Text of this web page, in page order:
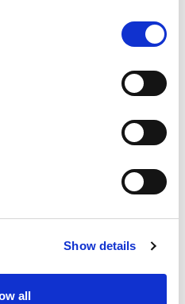
Show details
all
de 4 mm.